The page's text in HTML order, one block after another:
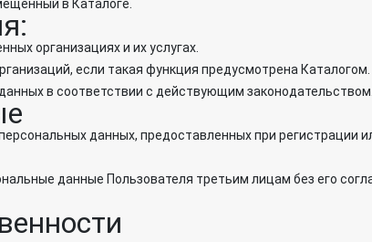
в Каталоге.
организациях и их услугах.
если такая функция предусмотрена Каталогом.
в соответствии с действующим законодательством.
данных, предоставленных при регистрации
данные Пользователя третьим лицам без его